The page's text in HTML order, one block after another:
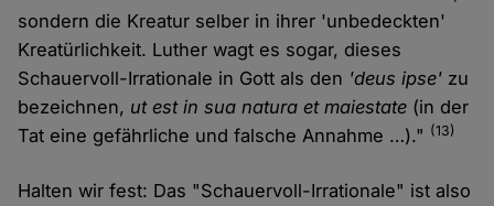
sondern die Kreatur selber in ihrer 'unbedeckten'
Kreatürlichkeit. Luther wagt es sogar, dieses
Schauervoll-Irrationale in Gott als den 'deus ipse' zu
bezeichnen, ut est in sua natura et maiestate (in der
Tat eine gefährliche und falsche Annahme …)." (13)
Halten wir fest: Das "Schauervoll-Irrationale" ist also